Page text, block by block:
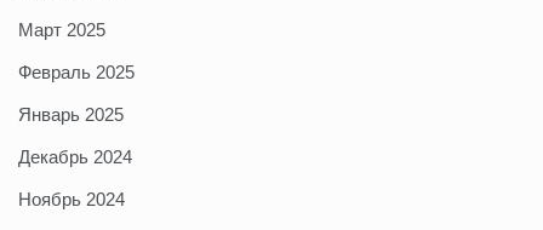
Март 2025
Февраль 2025
Январь 2025
Декабрь 2024
Ноябрь 2024